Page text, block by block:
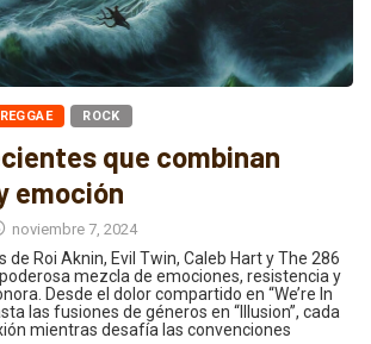
REGGAE ROCK
que combinan
emoción
noviembre 7, 2024
de Roi Aknin, Evil Twin, Caleb Hart y The 286
mezcla de emociones, resistencia y
Desde el dolor compartido en “We’re In
las fusiones de géneros en “Illusion”, cada
mientras desafía las convenciones